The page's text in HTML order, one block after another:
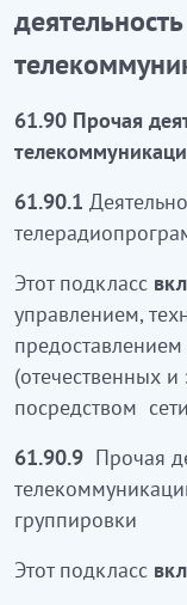
ҚР ЭҚЖЖ
де қызмет
61.90
қызмет
61.90.1
Бұл ішкі класқа
байланысты
таратылатын
шетелдік) қол
қызметкіреді
61.90.9Басқа
Бұл ішкі класқа:
61.90 Прочая
61.90.1
Этот подкласс
управлением,
(отечественных
посредством
61.90.9 Прочая
группировки
Этот подкласс